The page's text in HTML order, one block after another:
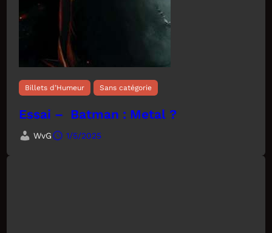
Billets d’Humeur Sans catégorie
Essai – Batman : Metal ?
WvG 1/5/2025